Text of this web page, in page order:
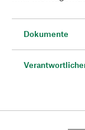
Dokumente